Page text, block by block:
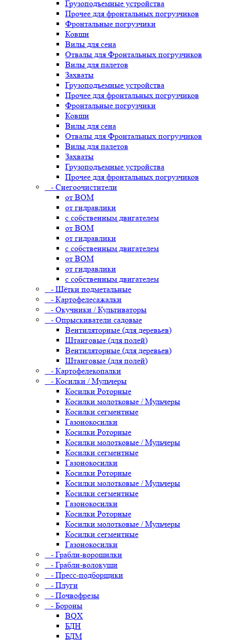
Грузоподъемные устройства
Прочее для фронтальных погрузчиков
Фронтальные погрузчики
Ковши
Вилы для сена
Отвалы для Фронтальных погрузчиков
Вилы для палетов
Захваты
Грузоподъемные устройства
Прочее для фронтальных погрузчиков
Фронтальные погрузчики
Ковши
Вилы для сена
Отвалы для Фронтальных погрузчиков
Вилы для палетов
Захваты
Грузоподъемные устройства
Прочее для фронтальных погрузчиков
- Снегоочистители
от ВОМ
от гидравлики
с собственным двигателем
от ВОМ
от гидравлики
с собственным двигателем
от ВОМ
от гидравлики
с собственным двигателем
- Щётки подметальные
- Картофелесажалки
- Окучники / Культиваторы
- Опрыскиватели садовые
Вентиляторные (для деревьев)
Штанговые (для полей)
Вентиляторные (для деревьев)
Штанговые (для полей)
- Картофелекопалки
- Косилки / Мульчеры
Косилки Роторные
Косилки молотковые / Мульчеры
Косилки сегментные
Газонокосилки
Косилки Роторные
Косилки молотковые / Мульчеры
Косилки сегментные
Газонокосилки
Косилки Роторные
Косилки молотковые / Мульчеры
Косилки сегментные
Газонокосилки
Косилки Роторные
Косилки молотковые / Мульчеры
Косилки сегментные
Газонокосилки
- Грабли-ворошилки
- Грабли-волокуши
- Пресс-подборщики
- Плуги
- Почвофрезы
- Бороны
BQX
БДН
БДМ